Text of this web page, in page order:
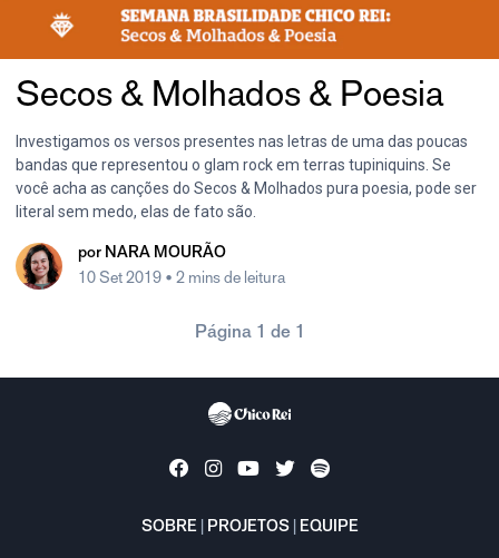
Secos & Molhados & Poesia
Investigamos os versos presentes nas letras de uma das poucas
bandas que representou o glam rock em terras tupiniquins. Se
você acha as canções do Secos & Molhados pura poesia, pode ser
literal sem medo, elas de fato são.
por NARA MOURÃO
10 Set 2019 • 2 mins de leitura
Página 1 de 1
SOBRE PROJETOS EQUIPE